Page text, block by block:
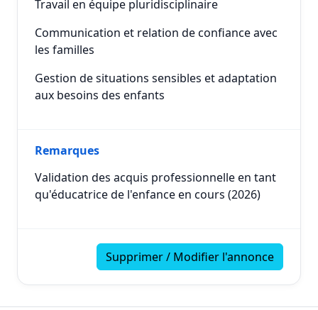
Travail en équipe pluridisciplinaire
Communication et relation de confiance avec
les familles
Gestion de situations sensibles et adaptation
aux besoins des enfants
Remarques
Validation des acquis professionnelle en tant
qu'éducatrice de l'enfance en cours (2026)
Supprimer / Modifier l'annonce